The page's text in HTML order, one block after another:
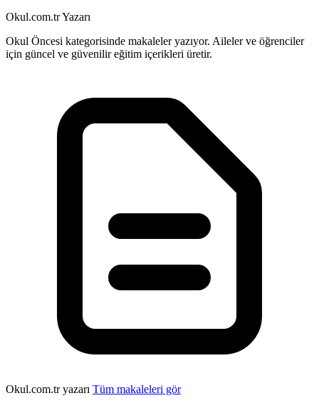
Okul.com.tr Yazarı
Okul Öncesi kategorisinde makaleler yazıyor. Aileler ve öğrenciler
için güncel ve güvenilir eğitim içerikleri üretir.
Okul.com.tr yazarı Tüm makaleleri gör